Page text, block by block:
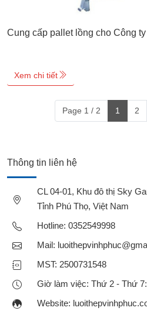
Cung cấp pallet lồng cho Công
Xem chi tiết
Page 1 / 2 1 2
Thông tin liên hệ
CL 04-01, Khu đô thị Sky
Tỉnh Phú Thọ, Việt Nam
Hotline: 0352549998
Mail:
MST: 2500731548
Giờ làm việc: Thứ 2 - Thứ
Website: